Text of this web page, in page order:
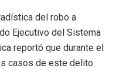
del robo a
Ejecutivo del Sistema
reportó que durante el
casos de este delito